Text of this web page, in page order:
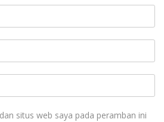
situs web saya pada peramban ini